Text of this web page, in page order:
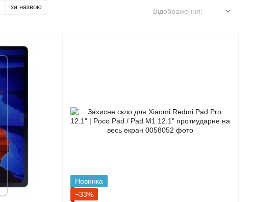
за назвою
Відображення:
Новинка
−33%